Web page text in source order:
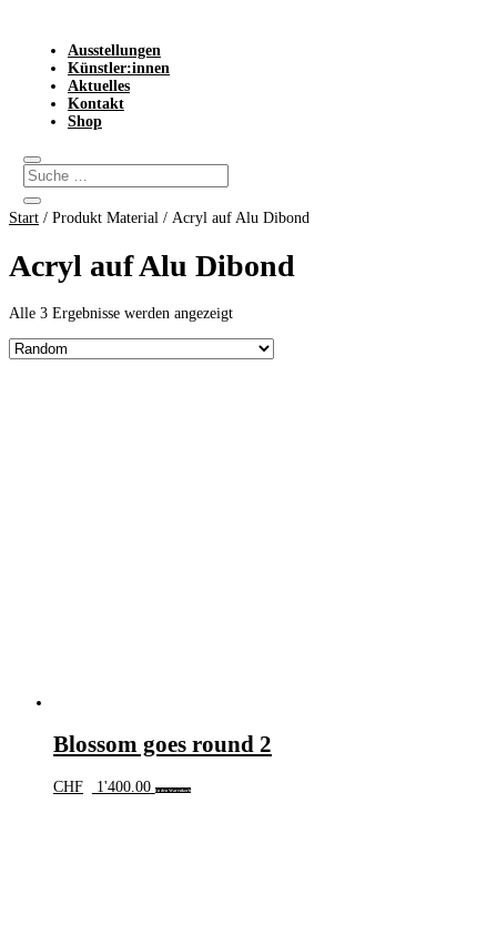
Ausstellungen
Künstler:innen
Aktuelles
Kontakt
Shop
Start / Produkt Material / Acryl auf Alu Dibond
Acryl auf Alu Dibond
Alle 3 Ergebnisse werden angezeigt
Blossom goes round 2
CHF 1'400.00 In den Warenkorb